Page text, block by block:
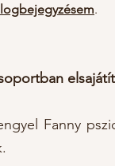
.
Fanny